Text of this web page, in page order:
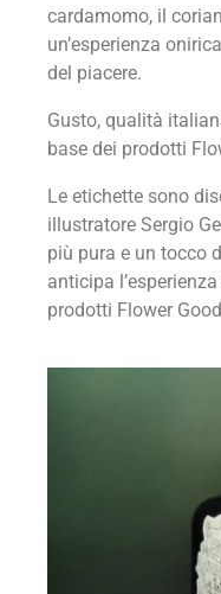
cardamomo, il
un’esperienza
del piacere.
Gusto, qualità
base dei prodotti
Le etichette sono
illustratore Sergio
più pura e un tocco
anticipa
prodotti Flower